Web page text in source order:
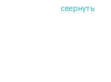
свернуть